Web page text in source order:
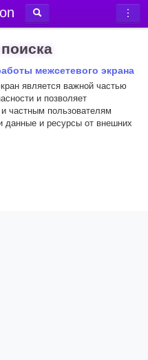
межсетевого экрана
является важной частью
и позволяет
частным пользователям
данные и ресурсы от внешних